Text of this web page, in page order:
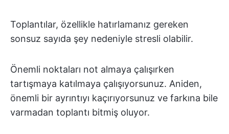
Toplantılar, özellikle hatırlamanız gereken
sonsuz sayıda şey nedeniyle stresli olabilir.
Önemli noktaları not almaya çalışırken
tartışmaya katılmaya çalışıyorsunuz. Aniden,
önemli bir ayrıntıyı kaçırıyorsunuz ve farkına bile
varmadan toplantı bitmiş oluyor.